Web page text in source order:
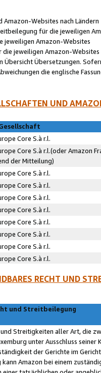
Websites nach Ländern
für die jeweiligen
jeweiligen Amazon-Websites
jeweiligen Amazon-Websites
Übersicht Übersetzungen.
die englische
UND
Core S.à r.l.
Core S.à r.l.(oder Amazon
der Mitteilung)
Core S.à r.l.
Core S.à r.l.
Core S.à r.l.
Core S.à r.l.
Core S.à r.l.
Core S.à r.l.
Core S.à r.l.
Core S.à r.l.
RECHT UND
und Streitbeilegung
Streitigkeiten aller Art, die
unter Ausschluss
der Gerichte im
kann Amazon bei einem